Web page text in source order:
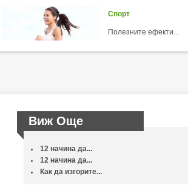
Спорт
Полезните ефекти...
Виж Още
12 начина да...
12 начина да...
Как да изгорите...